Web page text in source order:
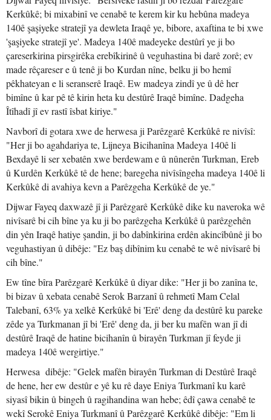
Kerkûkê; bi mixabinî ve cenabê te kerem kir ku hebûna madeya
140ê şaşiyeke stratejî ya dewleta Iraqê ye, bibore, axaftina te bi xwe
'şaşiyeke stratejî ye'. Madeya 140ê madeyeke destûrî ye ji bo
çareserkirina pirsgirêka erebîkirinê û veguhastina bi darê zorê; ev
made rêçareser e û tenê ji bo Kurdan nîne, belku ji bo hemî
pêkhateyan e li seranserê Iraqê. Ew madeya zindî ye û dê her
bimîne û kar pê tê kirin heta ku destûrê Iraqê bimîne. Dadgeha
Îtîhadî jî ev rastî îsbat kiriye."
Navborî di gotara xwe de herwesa ji Parêzgarê Kerkûkê re nivîsî:
"Her ji bo agahdariya te, Lijneya Bicihanîna Madeya 140ê li
Bexdayê li ser xebatên xwe berdewam e û nûnerên Turkman, Ereb
û Kurdên Kerkûkê tê de hene; baregeha nivîsîngeha madeya 140ê li
Kerkûkê di avahiya kevn a Parêzgeha Kerkûkê de ye."
Dijwar Fayeq daxwazê jî ji Parêzgarê Kerkûkê dike ku naveroka wê
nivîsarê bi cih bîne ya ku ji bo parêzgeha Kerkûkê û parêzgehên
din yên Iraqê hatiye şandin, ji bo dabînkirina erdên akincîbûnê ji bo
veguhastiyan û dibêje: "Ez baş dibînim ku cenabê te wê nivîsarê bi
cih bîne."
Ew tîne bîra Parêzgarê Kerkûkê û diyar dike: "Her ji bo zanîna te,
bi bizav û xebata cenabê Serok Barzanî û rehmetî Mam Celal
Talebanî, 63% ya xelkê Kerkûkê bi 'Erê' deng da destûrê ku pareke
zêde ya Turkmanan jî bi 'Erê' deng da, ji ber ku mafên wan jî di
destûrê Iraqê de hatine bicihanîn û birayên Turkman jî feyde ji
madeya 140ê wergirtiye."
Herwesa dibêje: "Gelek mafên birayên Turkman di Destûrê Iraqê
de hene, her ew destûr e yê ku rê daye Eniya Turkmanî ku karê
siyasî bikin û bingeh û ragihandina wan hebe; êdî çawa cenabê te
wekî Serokê Eniya Turkmanî û Parêzgarê Kerkûkê dibêje: "Em li